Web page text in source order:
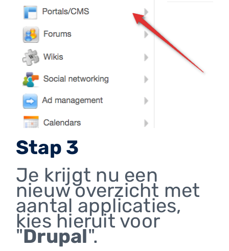
Stap 3
Je krijgt nu een
nieuw overzicht met
aantal applicaties,
kies hieruit voor
"Drupal".